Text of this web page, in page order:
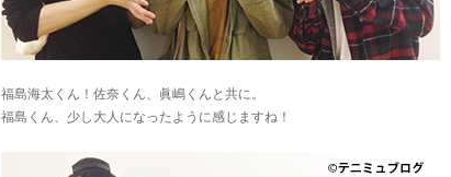
福島海太くん！佐奈くん、眞嶋くんと共に。
福島くん、少し大人になったように感じますね！